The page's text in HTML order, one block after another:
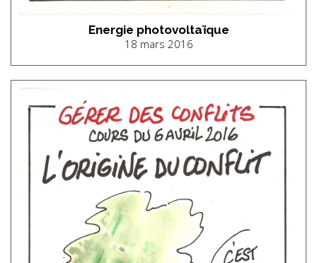
Energie photovoltaïque
18 mars 2016